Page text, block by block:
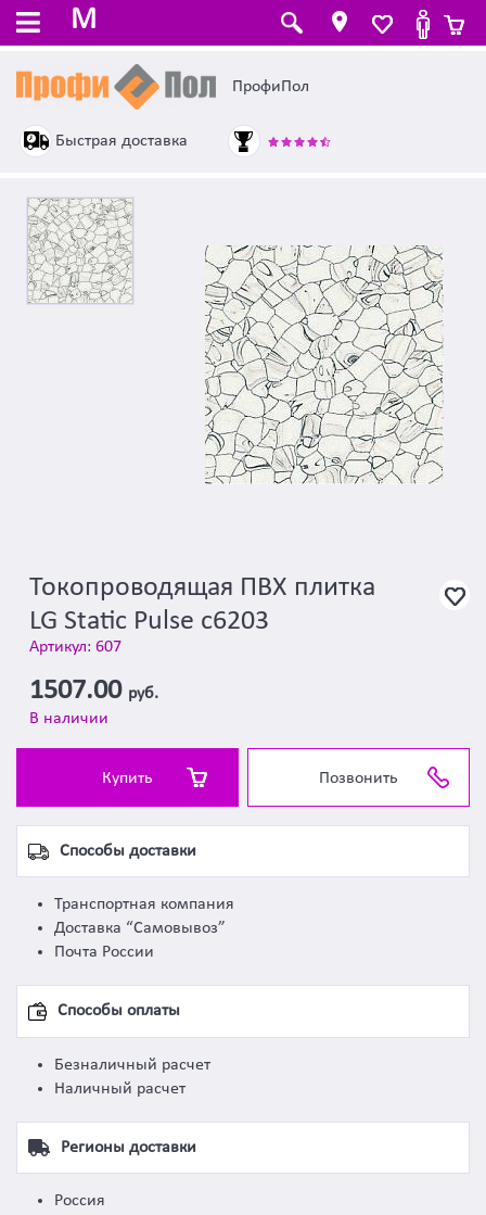
M
ПрофиПол
Быстрая доставка
Токопроводящая ПВХ плитка
LG Static Pulse c6203
Артикул: 607
1507.00 руб.
В наличии
Купить Позвонить
Способы доставки
Транспортная компания
Доставка “Самовывоз”
Почта России
Способы оплаты
Безналичный расчет
Наличный расчет
Регионы доставки
Россия